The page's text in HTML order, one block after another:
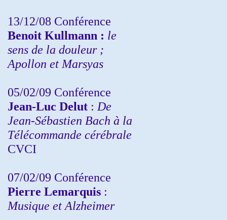
13/12/08 Conférence
Benoit Kullmann : le
sens de la douleur ;
Apollon et Marsyas
05/02/09 Conférence
Jean-Luc Delut : De
Jean-Sébastien Bach à la
Télécommande cérébrale
CVCI
07/02/09 Conférence
Pierre Lemarquis :
Musique et Alzheimer